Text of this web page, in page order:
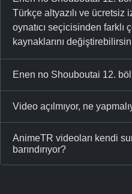
Türkçe altyazılı ve
oynatıcı seçicisinden
kaynaklarını
Enen no Shouboutai 12.
Video açılmıyor, ne
AnimeTR videoları kendi
barındırıyor?